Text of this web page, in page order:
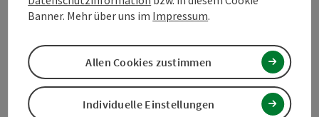
Barrierefreiheit
PDF erstellen In der Nähe
Banner. Mehr über uns im Impressum.
Individuelle Einstellungen
Allen Cookies zustimmen